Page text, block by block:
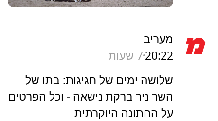
מעריב
20:227 שעות
שלושה ימים של חגיגות: בתו של
השר ניר ברקת נישאה - וכל הפרטים
על החתונה היוקרתית